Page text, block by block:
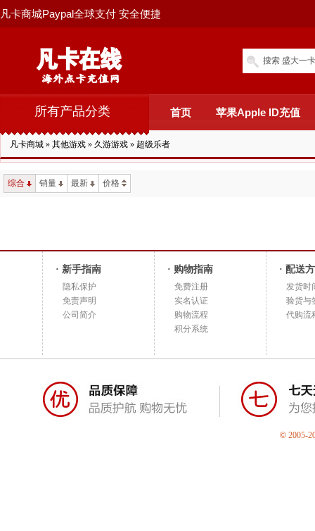
凡卡商城Paypal全球支付 安全便捷
搜索 盛大一
所有产品分类 首页 苹果Apple ID充值
凡卡商城 » 其他游戏 » 久游游戏 » 超级乐者
综合 销量 最新 价格
· 新手指南
隐私保护
免责声明
公司简介
· 购物指南
免费注册
实名认证
购物流程
积分系统
· 配送
发货时
验货与
代购流
© 2005-